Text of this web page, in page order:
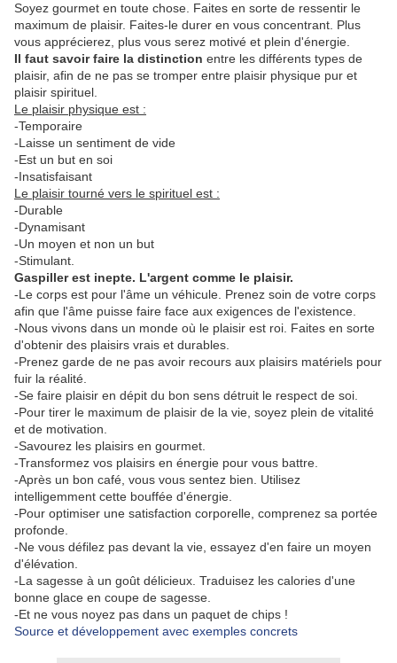
Soyez gourmet en toute chose. Faites en sorte de ressentir le
maximum de plaisir. Faites-le durer en vous concentrant. Plus
vous apprécierez, plus vous serez motivé et plein d'énergie.
Il faut savoir faire la distinction entre les différents types de
plaisir, afin de ne pas se tromper entre plaisir physique pur et
plaisir spirituel.
Le plaisir physique est :
-Temporaire
-Laisse un sentiment de vide
-Est un but en soi
-Insatisfaisant
Le plaisir tourné vers le spirituel est :
-Durable
-Dynamisant
-Un moyen et non un but
-Stimulant.
Gaspiller est inepte. L'argent comme le plaisir.
-Le corps est pour l'âme un véhicule. Prenez soin de votre corps
afin que l'âme puisse faire face aux exigences de l'existence.
-Nous vivons dans un monde où le plaisir est roi. Faites en sorte
d'obtenir des plaisirs vrais et durables.
-Prenez garde de ne pas avoir recours aux plaisirs matériels pour
fuir la réalité.
-Se faire plaisir en dépit du bon sens détruit le respect de soi.
-Pour tirer le maximum de plaisir de la vie, soyez plein de vitalité
et de motivation.
-Savourez les plaisirs en gourmet.
-Transformez vos plaisirs en énergie pour vous battre.
-Après un bon café, vous vous sentez bien. Utilisez
intelligemment cette bouffée d'énergie.
-Pour optimiser une satisfaction corporelle, comprenez sa portée
profonde.
-Ne vous défilez pas devant la vie, essayez d'en faire un moyen
d'élévation.
-La sagesse à un goût délicieux. Traduisez les calories d'une
bonne glace en coupe de sagesse.
-Et ne vous noyez pas dans un paquet de chips !
Source et développement avec exemples concrets